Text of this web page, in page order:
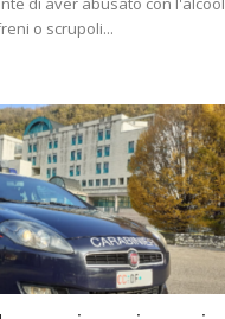
o scrupoli...